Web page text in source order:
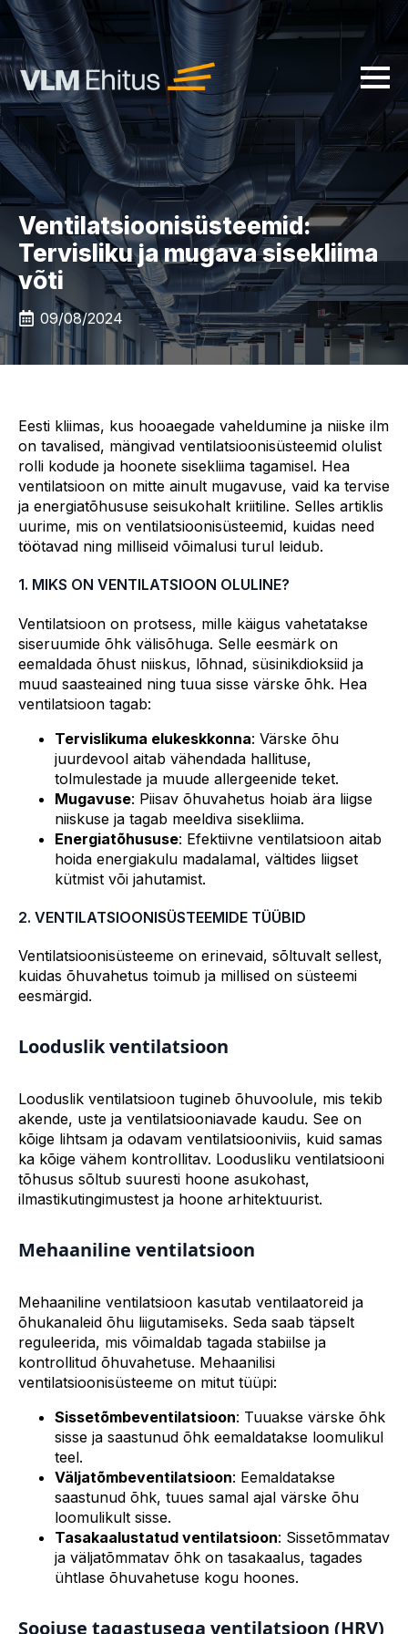
Ventilatsioonisüsteemid:
Tervisliku ja mugava sisekliima
võti
09/08/2024
Eesti kliimas, kus hooaegade vaheldumine ja niiske ilm
on tavalised, mängivad ventilatsioonisüsteemid olulist
rolli kodude ja hoonete sisekliima tagamisel. Hea
ventilatsioon on mitte ainult mugavuse, vaid ka tervise
ja energiatõhususe seisukohalt kriitiline. Selles artiklis
uurime, mis on ventilatsioonisüsteemid, kuidas need
töötavad ning milliseid võimalusi turul leidub.
1. MIKS ON VENTILATSIOON OLULINE?
Ventilatsioon on protsess, mille käigus vahetatakse
siseruumide õhk välisõhuga. Selle eesmärk on
eemaldada õhust niiskus, lõhnad, süsinikdioksiid ja
muud saasteained ning tuua sisse värske õhk. Hea
ventilatsioon tagab:
Tervislikuma elukeskkonna: Värske õhu
juurdevool aitab vähendada hallituse,
tolmulestade ja muude allergeenide teket.
Mugavuse: Piisav õhuvahetus hoiab ära liigse
niiskuse ja tagab meeldiva sisekliima.
Energiatõhususe: Efektiivne ventilatsioon aitab
hoida energiakulu madalamal, vältides liigset
kütmist või jahutamist.
2. VENTILATSIOONISÜSTEEMIDE TÜÜBID
Ventilatsioonisüsteeme on erinevaid, sõltuvalt sellest,
kuidas õhuvahetus toimub ja millised on süsteemi
eesmärgid.
Looduslik ventilatsioon
Looduslik ventilatsioon tugineb õhuvoolule, mis tekib
akende, uste ja ventilatsiooniavade kaudu. See on
kõige lihtsam ja odavam ventilatsiooniviis, kuid samas
ka kõige vähem kontrollitav. Loodusliku ventilatsiooni
tõhusus sõltub suuresti hoone asukohast,
ilmastikutingimustest ja hoone arhitektuurist.
Mehaaniline ventilatsioon
Mehaaniline ventilatsioon kasutab ventilaatoreid ja
õhukanaleid õhu liigutamiseks. Seda saab täpselt
reguleerida, mis võimaldab tagada stabiilse ja
kontrollitud õhuvahetuse. Mehaanilisi
ventilatsioonisüsteeme on mitut tüüpi:
Sissetõmbeventilatsioon: Tuuakse värske õhk
sisse ja saastunud õhk eemaldatakse loomulikul
teel.
Väljatõmbeventilatsioon: Eemaldatakse
saastunud õhk, tuues samal ajal värske õhu
loomulikult sisse.
Tasakaalustatud ventilatsioon: Sissetõmmatav
ja väljatõmmatav õhk on tasakaalus, tagades
ühtlase õhuvahetuse kogu hoones.
Soojuse tagastusega ventilatsioon (HRV)